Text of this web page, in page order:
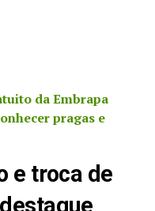
da Embrapa
pragas e
e troca de